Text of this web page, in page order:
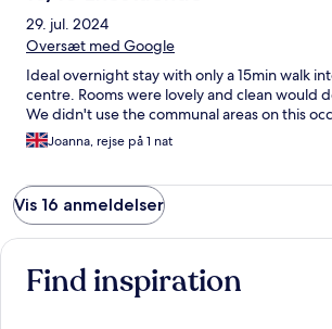
29. jul. 2024
Oversæt med Google
Ideal overnight stay with only a 15min walk
centre. Rooms were lovely and clean would
We didn't use the communal areas on this
Joanna, rejse på 1 nat
Vis 16 anmeldelser
Find inspiration